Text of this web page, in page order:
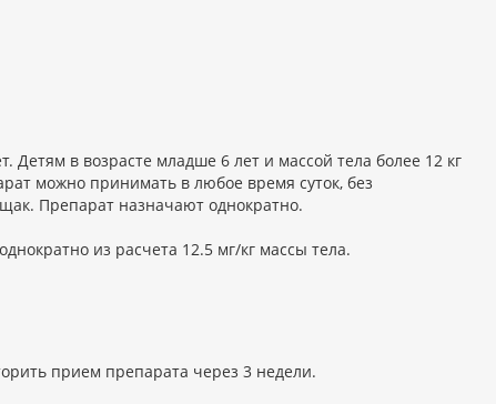
Детям в возрасте младше 6 лет и массой тела более 12 кг
можно принимать в любое время суток, без
Препарат назначают однократно.
из расчета 12.5 мг/кг массы тела.
прием препарата через 3 недели.